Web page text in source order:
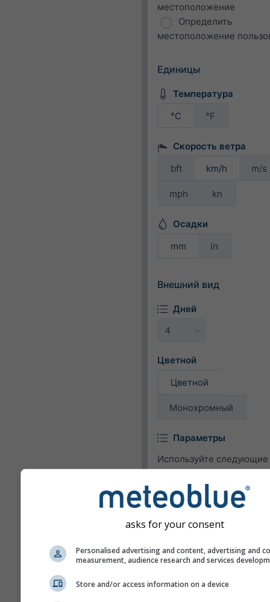
местоположение
Определить
местоположение
Единицы
Температура
°C
°F
Скорость ветра
bft
km/h m/s
mph kn
Осадки
mm
in
Внешний вид
Дней
Цветной
Цветной
Монохромный
Параметры
Используйте
чтобы добавить в виджет
погодные параметры
удалить их.
Пиктограмма
Температура (макс.)
asks for your consent
Personalised advertising and content, advertising and
measurement, audience research and services
Store and/or access information on a device